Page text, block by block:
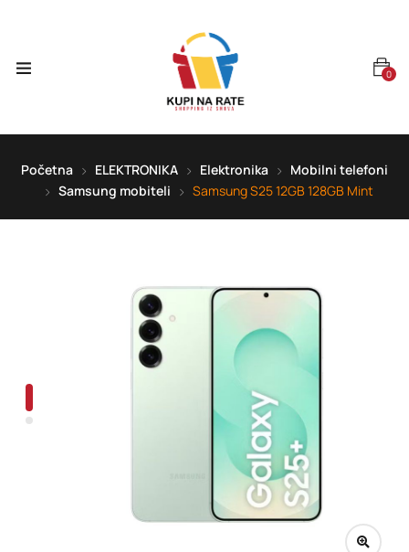
0
Početna ELEKTRONIKA Elektronika
Mobilni telefoni
Samsung mobiteli
Samsung S25 12GB 128GB Mint